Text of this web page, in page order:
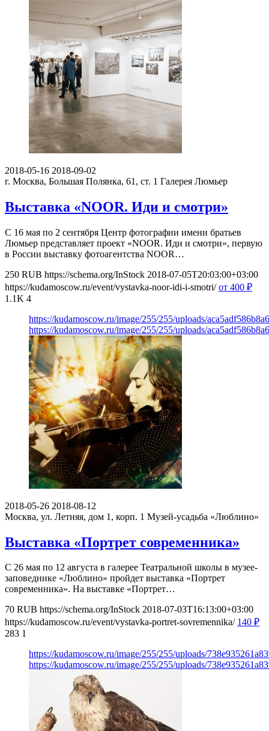
2018-05-16 2018-09-02
г. Москва, Большая Полянка, 61, ст. 1 Галерея Люмьер
Выставка «NOOR. Иди и смотри»
С 16 мая по 2 сентября Центр фотографии имени братьев
Люмьер представляет проект «NOOR. Иди и смотри», первую
в России выставку фотоагентства NOOR…
250 RUB https://schema.org/InStock 2018-07-05T20:03:00+03:00
https://kudamoscow.ru/event/vystavka-noor-idi-i-smotri/ от 400 ₽
1.1K 4
https://kudamoscow.ru/image/255/255/uploads/
https://kudamoscow.ru/image/255/255/uploads/
2018-05-26 2018-08-12
Москва, ул. Летняя, дом 1, корп. 1 Музей-усадьба «Люблино»
Выставка «Портрет современника»
С 26 мая по 12 августа в галерее Театральной школы в музее-
заповеднике «Люблино» пройдет выставка «Портрет
современника». На выставке «Портрет…
70 RUB https://schema.org/InStock 2018-07-03T16:13:00+03:00
https://kudamoscow.ru/event/vystavka-portret-sovremennika/ 140 ₽
283 1
https://kudamoscow.ru/image/255/255/uploads/
https://kudamoscow.ru/image/255/255/uploads/